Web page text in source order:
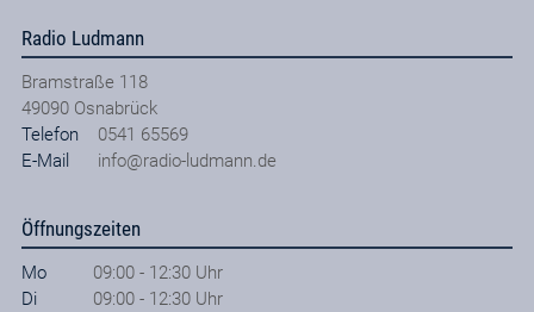
Radio Ludmann
Bramstraße 118
49090 Osnabrück
Telefon
0541 65569
E-Mail
info@radio-ludmann.de
Öffnungszeiten
Mo
09:00 - 12:30 Uhr
Di
09:00 - 12:30 Uhr